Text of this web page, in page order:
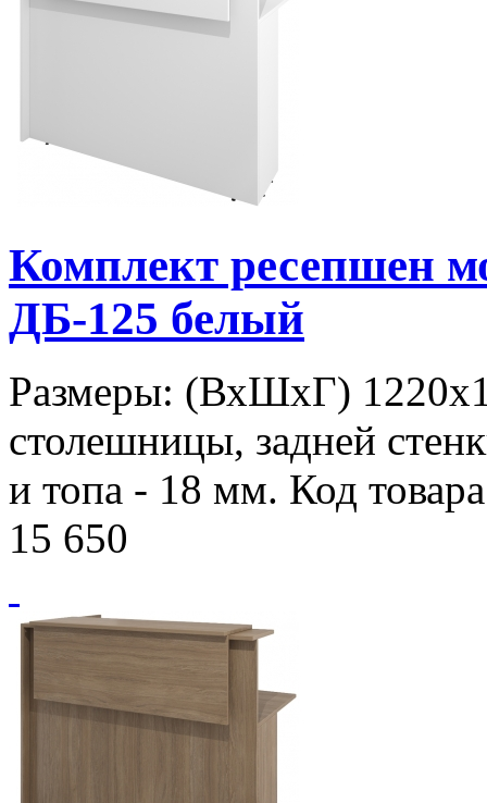
Комплект ресепшен
ДБ-125 белый
Размеры: (ВхШхГ)
столешницы, задней
и топа - 18 мм. Код
15 650